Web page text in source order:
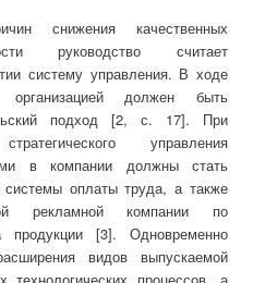
снижения качественных
руководство считает
систему управления. В ходе
организацией должен быть
подход [2, с. 17]. При
управления
в компании должны стать
системы оплаты труда, а также
рекламной компании по
[3]. Одновременно
видов выпускаемой